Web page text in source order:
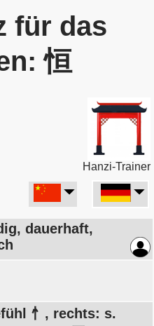
für das
恒
Hanzi-Trainer
dauerhaft,
忄, rechts: s.